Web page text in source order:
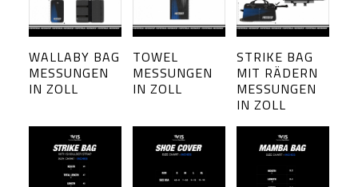
WALLABY BAG
MESSUNGEN
IN ZOLL
TOWEL
MESSUNGEN
IN ZOLL
STRIKE BAG
MIT RÄDERN
MESSUNGEN
IN ZOLL